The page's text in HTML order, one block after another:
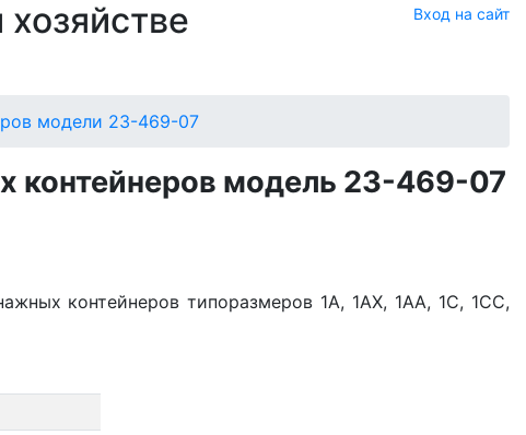
Вход на сайт
модели 23-469-07
контейнеров модель 23-469-07
контейнеров типоразмеров 1А, 1АХ, 1АА, 1С, 1СС,